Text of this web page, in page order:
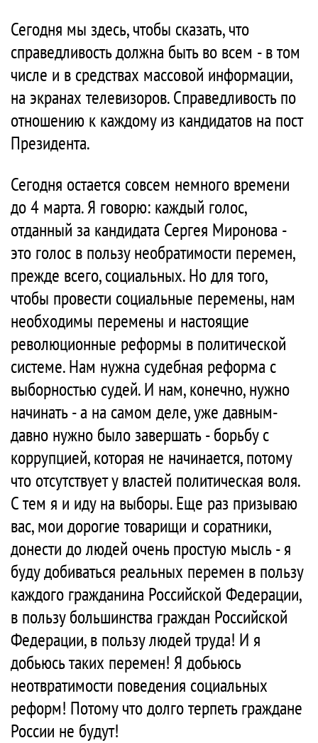
Сегодня мы здесь, чтобы сказать, что
справедливость должна быть во всем - в том
числе и в средствах массовой информации,
на экранах телевизоров. Справедливость по
отношению к каждому из кандидатов на пост
Президента.
Сегодня остается совсем немного времени
до 4 марта. Я говорю: каждый голос,
отданный за кандидата Сергея Миронова -
это голос в пользу необратимости перемен,
прежде всего, социальных. Но для того,
чтобы провести социальные перемены, нам
необходимы перемены и настоящие
революционные реформы в политической
системе. Нам нужна судебная реформа с
выборностью судей. И нам, конечно, нужно
начинать - а на самом деле, уже давным-
давно нужно было завершать - борьбу с
коррупцией, которая не начинается, потому
что отсутствует у властей политическая воля.
С тем я и иду на выборы. Еще раз призываю
вас, мои дорогие товарищи и соратники,
донести до людей очень простую мысль - я
буду добиваться реальных перемен в пользу
каждого гражданина Российской Федерации,
в пользу большинства граждан Российской
Федерации, в пользу людей труда! И я
добьюсь таких перемен! Я добьюсь
неотвратимости поведения социальных
реформ! Потому что долго терпеть граждане
России не будут!